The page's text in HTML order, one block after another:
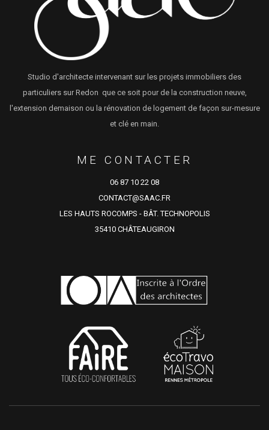
Studio d'architecte intervenant sur les projets immobiliers des
particuliers sur Redon que ce soit pour de la construction neuve,
l'extension demaison ou la rénovation de logement de façon sur-mesure
et clé en main.
ME CONTACTER
06 87 10 22 08
CONTACT@SAAC.FR
LES HAUTS ROCOMPS - BÂT. TECHNOPOLIS
35410 CHÂTEAUGIRON